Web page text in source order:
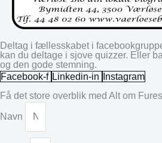
Deltag i fællesskabet i
kan du deltage i sjove quizzer. Eller
og den gode stemning.
Facebook-f Linkedin-in
Instagram
Få det store overblik med Alt om
Navn